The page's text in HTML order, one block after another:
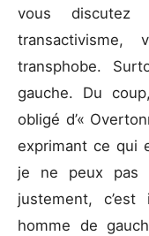
vous discutez
transphobe.
gauche. Du
obligé d’«
exprimant ce qui
je ne peux pas
justement,
homme de